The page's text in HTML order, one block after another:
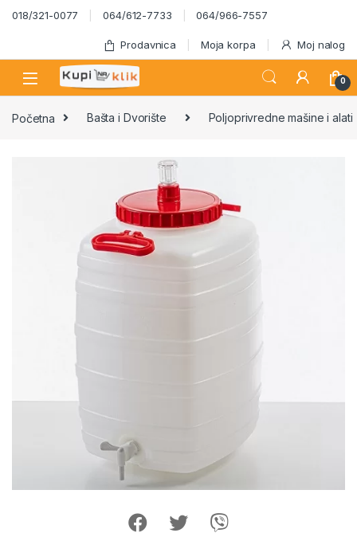
Skip to navigation
Skip to content
018/321-0077 064/612-7733 064/966-7557
Prodavnica Moja korpa Moj nalog
0
Početna Bašta i Dvorište Poljoprivredne mašine i alati